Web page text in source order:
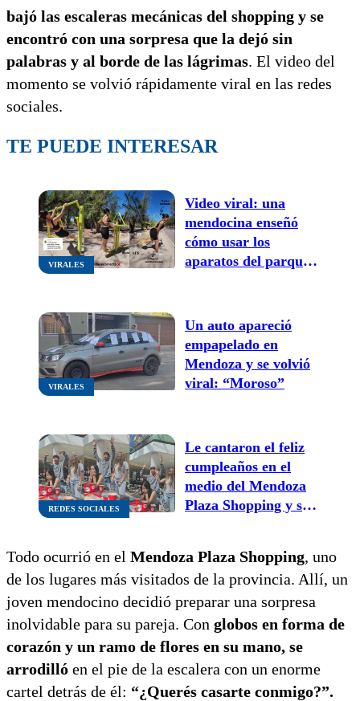
bajó las escaleras mecánicas del shopping y se
encontró con una sorpresa que la dejó sin
palabras y al borde de las lágrimas. El video del
momento se volvió rápidamente viral en las redes
sociales.
TE PUEDE INTERESAR
VIRALES
Video viral: una
mendocina enseñó
cómo usar los
aparatos del parque
VIRALES
Un auto apareció
empapelado en
Mendoza y se volvió
viral: “Moroso”
REDES SOCIALES
Le cantaron el feliz
cumpleaños en el
medio del Mendoza
Plaza Shopping y su
Todo ocurrió en el Mendoza Plaza Shopping, uno
de los lugares más visitados de la provincia. Allí, un
joven mendocino decidió preparar una sorpresa
inolvidable para su pareja. Con globos en forma de
corazón y un ramo de flores en su mano, se
arrodilló en el pie de la escalera con un enorme
cartel detrás de él: “¿Querés casarte conmigo?”.